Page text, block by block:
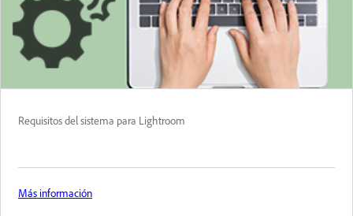
Requisitos del sistema para Lightroom
Más información